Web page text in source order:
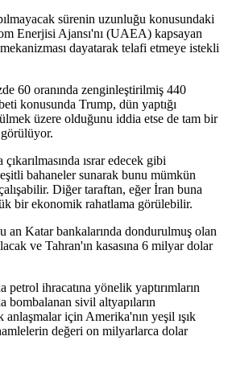
sürenin uzunluğu konusundaki
Enerjisi Ajansı'nı (UAEA) kapsayan
dayatarak telafi etmeye istekli
60 oranında zenginleştirilmiş 440
konusunda Trump, dün yaptığı
üzere olduğunu iddia etse de tam bir
görülüyor.
ısrar edecek gibi
bahaneler sunarak bunu mümkün
Diğer taraftan, eğer İran buna
bir ekonomik rahatlama görülebilir.
an Katar bankalarında dondurulmuş olan
ve Tahran'ın kasasına 6 milyar dolar
petrol ihracatına yönelik yaptırımların
bombalanan sivil altyapıların
için Amerika'nın yeşil ışık
değeri on milyarlarca dolar